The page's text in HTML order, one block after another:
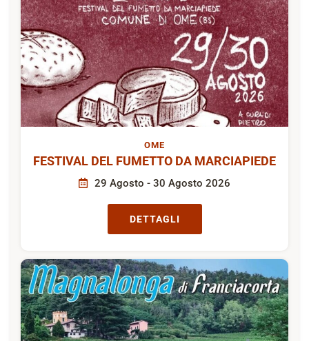
OME
FESTIVAL DEL FUMETTO DA MARCIAPIEDE
29 Agosto - 30 Agosto 2026
DETTAGLI